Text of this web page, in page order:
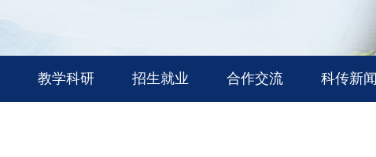
教学科研 招生就业 合作交流 科传新闻